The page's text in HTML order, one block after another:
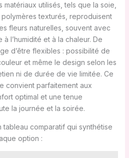
utilisés, tels que la soie,
texturés, reproduisent
fleurs naturelles, souvent avec
l’humidité et à la chaleur. De
d’être flexibles : possibilité de
et même le design selon les
ni de durée de vie limitée. Ce
convient parfaitement aux
optimal et une tenue
la journée et la soirée.
tableau comparatif qui synthétise
option :